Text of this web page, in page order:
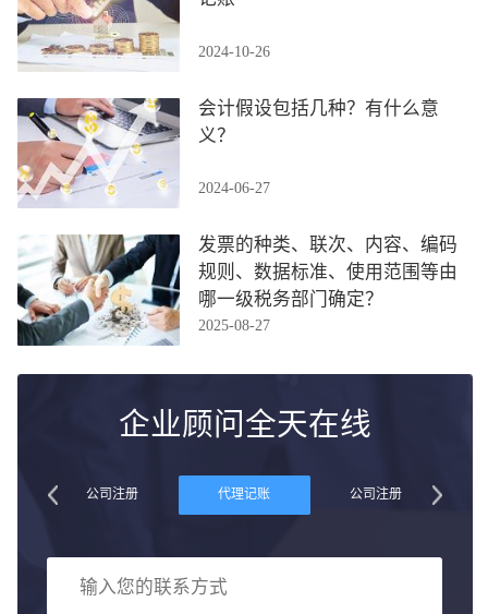
2024-10-26
会计假设包括几种？有什么意
义？
2024-06-27
发票的种类、联次、内容、编码
规则、数据标准、使用范围等由
哪一级税务部门确定？
2025-08-27
企业顾问全天在线
公司注册 代理记账 公司注册